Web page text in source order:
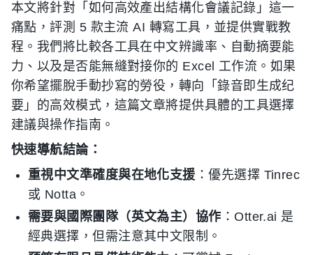
本文將針對「如何高效產出結構化會議記錄」這一
痛點，評測 5 款主流 AI 轉寫工具，並提供實戰教
程。我們將比較各工具在中文辨識率、自動摘要能
力、以及是否能無縫對接你的 Excel 工作流。如果
你希望擺脫手動抄寫的勞役，轉向「錄音即生成纪
要」的高效模式，這篇文章將提供具體的工具選擇
建議與操作指南。
快速導航結論：
重視中文準確度與在地化支援 ：優先選擇 Tinrec
或 Notta。
需要與國際團隊（英文為主）協作 ：Otter.ai 是
經典選擇，但需注意其中文限制。